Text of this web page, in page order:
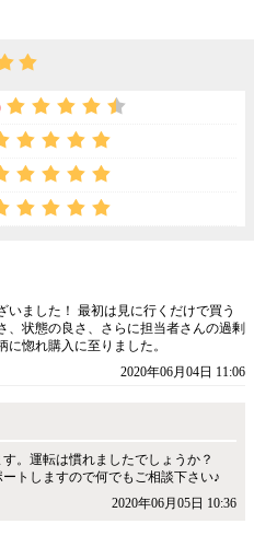
いました！ 最初は見に行くだけで買う
状態の良さ、さらに担当者さんの過剰
惚れ購入に至りました。
2020年06月04日 11:06
。運転は慣れましたでしょうか？
トしますので何でもご相談下さい♪
2020年06月05日 10:36